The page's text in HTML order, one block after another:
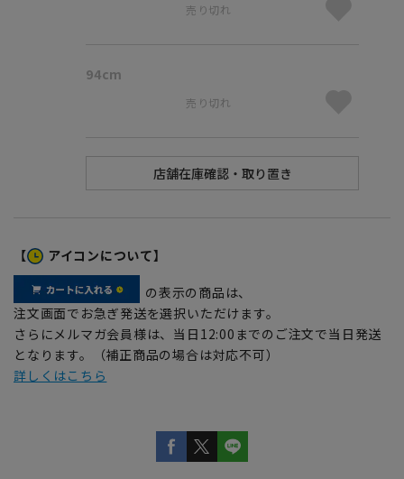
売り切れ
94cm
売り切れ
【 アイコンについて】
の表示の商品は、
注文画面でお急ぎ発送を選択いただけます。
さらにメルマガ会員様は、当日12:00までのご注文で当日発送
となります。（補正商品の場合は対応不可）
詳しくはこちら